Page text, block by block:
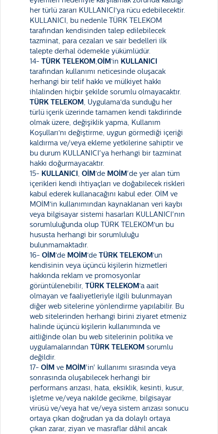
her türlü zararı KULLANICI’ya rücu edebilecektir.
KULLANICI, bu nedenle TÜRK TELEKOM
tarafından kendisinden talep edilebilecek
tazminat, para cezaları ve sair bedelleri ilk
talepte derhal ödemekle yükümlüdür.
14- TÜRK TELEKOM,OİM’in KULLANICI
tarafından kullanımı neticesinde oluşacak
herhangi bir telif hakkı ve mülkiyet hakkı
ihlalinden hiçbir şekilde sorumlu olmayacaktır.
TÜRK TELEKOM, Uygulama’da sunduğu her
türlü içerik üzerinde tamamen kendi takdirinde
olmak üzere, değişiklik yapma, Kullanım
Koşulları’nı değiştirme, uygun görmediği içeriği
kaldırma ve/veya ekleme yetkilerine sahiptir ve
bu durum KULLANICI'ya herhangi bir tazminat
hakkı doğurmayacaktır.
15- KULLANICI , OİM’de MOİM'de yer alan tüm
içerikleri kendi ihtiyaçları ve doğabilecek riskleri
kabul ederek kullanacağını kabul eder. OİM ve
MOİM’in kullanımından kaynaklanan veri kaybı
veya bilgisayar sistemi hasarları KULLANICI'nın
sorumluluğunda olup TÜRK TELEKOM’un bu
hususta herhangi bir sorumluluğu
bulunmamaktadır.
16- OİM’de MOİM’de TÜRK TELEKOM’un
kendisinin veya üçüncü kişilerin hizmetleri
hakkında reklam ve promosyonlar
görüntülenebilir, TÜRK TELEKOM’a aait
olmayan ve faaliyetleriyle ilgili bulunmayan
diğer web sitelerine yönlendirme yapılabilir. Bu
web sitelerinden herhangi birini ziyaret etmeniz
halinde üçüncü kişilerin kullanımında ve
aitliğinde olan bu web sitelerinin politika ve
uygulamalarından TÜRK TELEKOM sorumlu
değildir.
17- OİM ve MOİM'in' kullanımı sırasında veya
sonrasında oluşabilecek herhangi bir
performans arızası, hata, eksiklik, kesinti, kusur,
işletme ve/veya nakilde gecikme, bilgisayar
virüsü ve/veya hat ve/veya sistem arızası sonucu
ortaya çıkan doğrudan ya da dolaylı ortaya
çıkan zarar, ziyan ve masraflar dâhil ancak